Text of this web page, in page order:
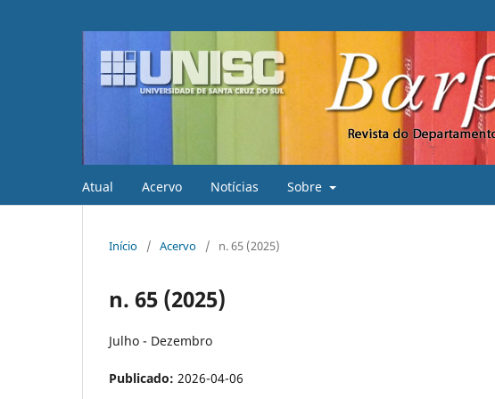
Atual Acervo Notícias Sobre
Início / Acervo / n. 65 (2025)
n. 65 (2025)
Julho - Dezembro
Publicado: 2026-04-06